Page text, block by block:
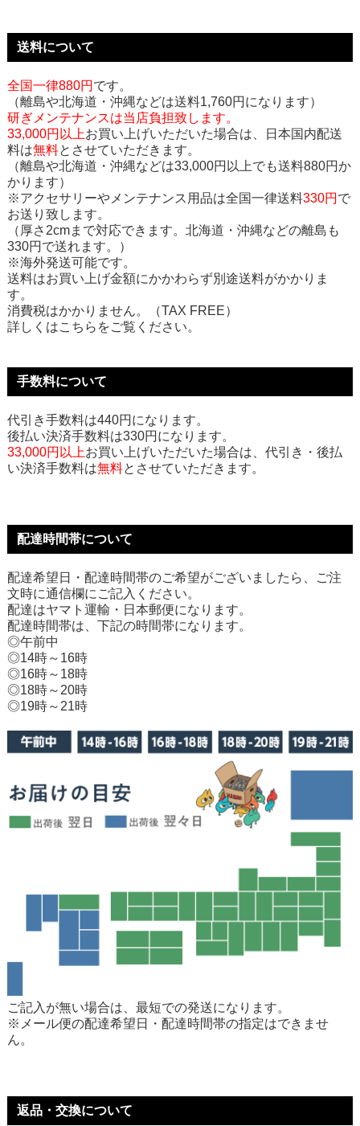
送料について
全国一律880円 です。
（離島や北海道・沖縄などは送料1,760円になります）
研ぎメンテナンスは当店負担致します。
33,000円以上お買い上げいただいた場合は、日本国内配送
料は無料とさせていただきます。
（離島や北海道・沖縄などは33,000円以上でも送料880円か
かります）
※アクセサリーやメンテナンス用品は全国一律送料330円 で
お送り致します。
（厚さ2cmまで対応できます。北海道・沖縄などの離島も
330円で送れます。）
※海外発送可能です。
送料はお買い上げ金額にかかわらず別途送料がかかりま
す。
消費税はかかりません。（TAX FREE）
詳しくはこちらをご覧ください。
手数料について
代引き手数料は440円になります。
後払い決済手数料は330円になります。
33,000円以上お買い上げいただいた場合は、代引き・後払
い決済手数料は無料とさせていただきます。
配達時間帯について
配達希望日・配達時間帯のご希望がございましたら、ご注
文時に通信欄にご記入ください。
配達はヤマト運輸・日本郵便になります。
配達時間帯は、下記の時間帯になります。
◎午前中
◎14時～16時
◎16時～18時
◎18時～20時
◎19時～21時
ご記入が無い場合は、最短での発送になります。
※メール便の配達希望日・配達時間帯の指定はできませ
ん。
返品・交換について